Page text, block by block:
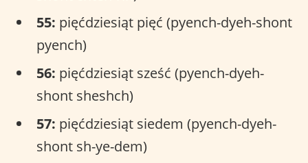
55: pięćdziesiąt pięć (pyench-dyeh-shont
pyench)
56: pięćdziesiąt sześć (pyench-dyeh-
shont sheshch)
57: pięćdziesiąt siedem (pyench-dyeh-
shont sh-ye-dem)